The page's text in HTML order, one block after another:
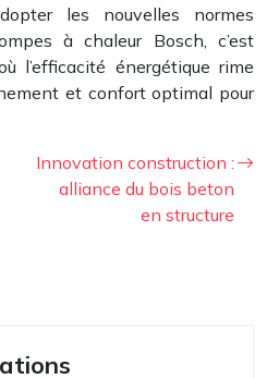
les nouvelles normes
à chaleur Bosch, c’est
l’efficacité énergétique rime
et confort optimal pour
Innovation construction :
alliance du bois beton
en structure